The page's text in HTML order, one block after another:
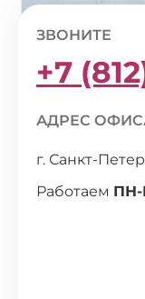
ЗВОНИТЕ
+7
АДРЕС
г. Санкт-
Работаем ПН-